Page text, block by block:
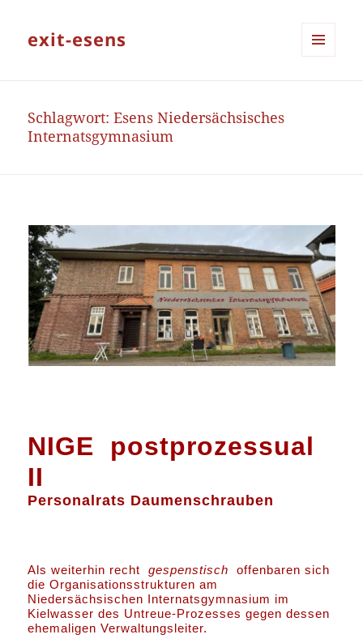
exit-esens
Schlagwort:Esens Niedersächsisches
Internatsgymnasium
NIGE postprozessual
II
Personalrats Daumenschrauben
Als weiterhin rechtgespenstisch offenbaren sich
die Organisationsstrukturen am
Niedersächsischen Internatsgymnasium im
Kielwasser des Untreue-Prozesses gegen dessen
ehemaligen Verwaltungsleiter.